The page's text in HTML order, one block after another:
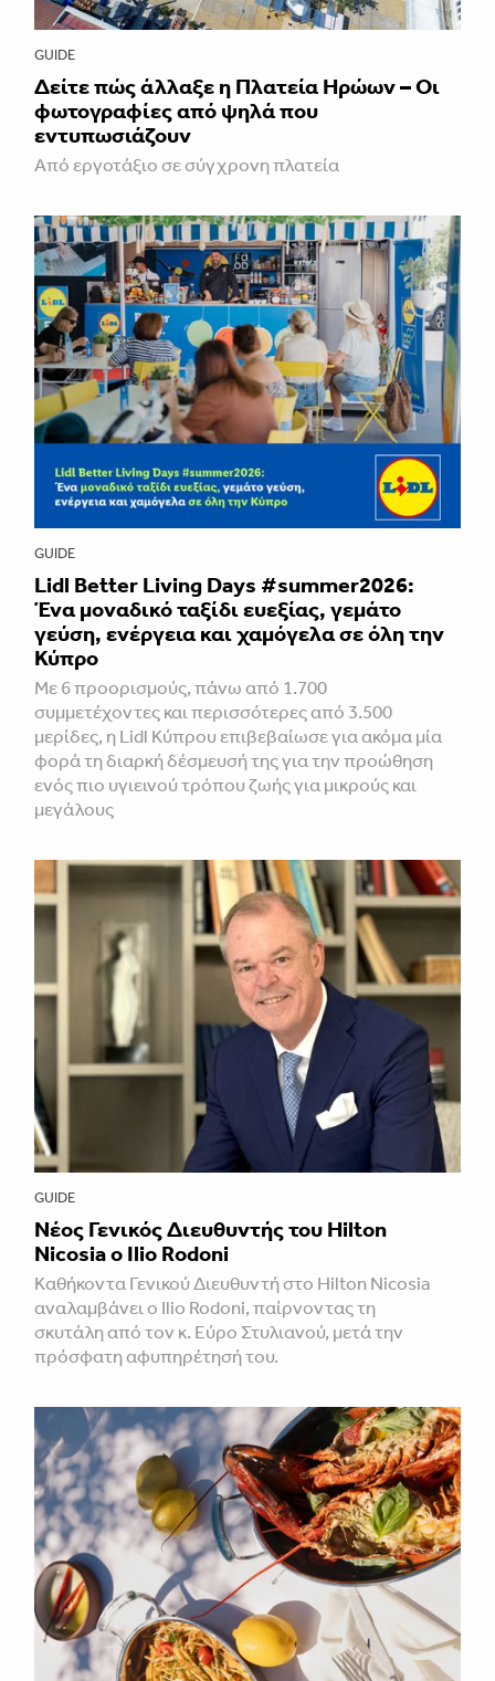
GUIDE
Δείτε πώς άλλαξε η Πλατεία Ηρώων – Οι
φωτογραφίες από ψηλά που
εντυπωσιάζουν
Από εργοτάξιο σε σύγχρονη πλατεία
GUIDE
Lidl Better Living Days #summer2026:
Ένα μοναδικό ταξίδι ευεξίας, γεμάτο
γεύση, ενέργεια και χαμόγελα σε όλη την
Κύπρο
Με 6 προορισμούς, πάνω από 1.700
συμμετέχοντες και περισσότερες από 3.500
μερίδες, η Lidl Κύπρου επιβεβαίωσε για ακόμα μία
φορά τη διαρκή δέσμευσή της για την προώθηση
ενός πιο υγιεινού τρόπου ζωής για μικρούς και
μεγάλους
GUIDE
Νέος Γενικός Διευθυντής του Hilton
Nicosia ο Ilio Rodoni
Καθήκοντα Γενικού Διευθυντή στο Hilton Nicosia
αναλαμβάνει ο Ilio Rodoni, παίρνοντας τη
σκυτάλη από τον κ. Εύρο Στυλιανού, μετά την
πρόσφατη αφυπηρέτησή του.